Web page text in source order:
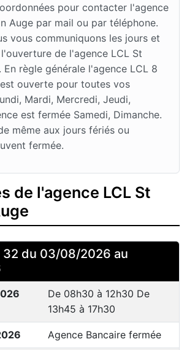
pour contacter l'agence
Auge par mail ou par téléphone.
vous communiquons les jours et
de l'agence LCL St
En règle générale l'agence LCL 8
est ouverte pour toutes vos
Mardi, Mercredi, Jeudi,
est fermée Samedi, Dimanche.
même aux jours fériés ou
fermée.
de l'agence LCL St
32 du 03/08/2026 au
De 08h30 à 12h30 De
13h45 à 17h30
Agence Bancaire fermée